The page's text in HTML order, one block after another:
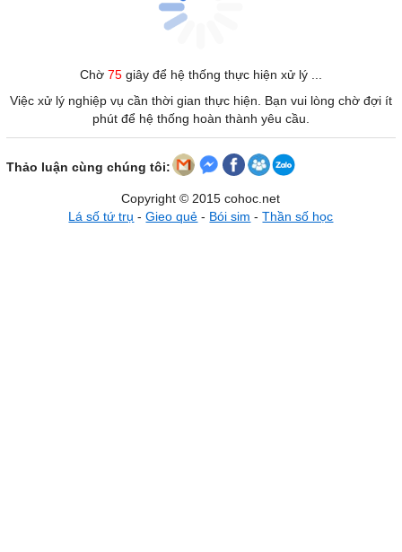
Chờ 75giây để hệ thống thực hiện xử lý ...
Việc xử lý nghiệp vụ cần thời gian thực hiện. Bạn vui lòng chờ đợi ít
phút để hệ thống hoàn thành yêu cầu.
Thảo luận cùng chúng tôi:
Copyright © 2015 cohoc.net
Lá số tứ trụ -Gieo quẻ - Bói sim -Thần số học